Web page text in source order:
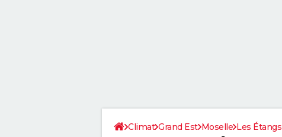
Climat Grand Est Moselle Les Étangs